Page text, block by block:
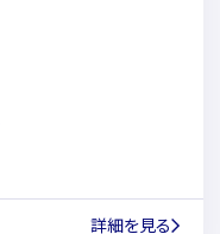
詳細を見る